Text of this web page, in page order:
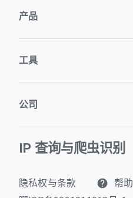
产品
工具
公司
IP 查询与爬虫识别
隐私权与条款
帮助